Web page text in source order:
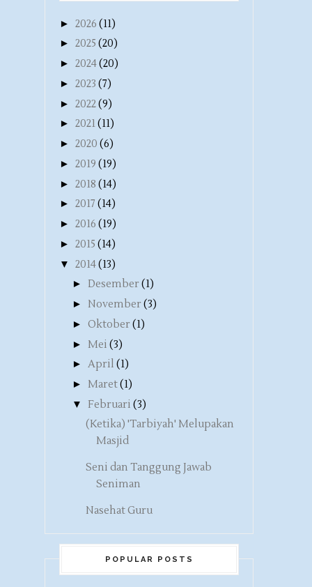
► 2026 (11)
► 2025 (20)
► 2024(20)
► 2023 (7)
► 2022(9)
► 2021(11)
► 2020 (6)
► 2019 (19)
► 2018 (14)
► 2017 (14)
► 2016 (19)
► 2015 (14)
▼ 2014(13)
► Desember(1)
► November(3)
► Oktober(1)
► Mei (3)
► April (1)
► Maret(1)
▼ Februari (3)
(Ketika) 'Tarbiyah' Melupakan
Masjid
Seni dan Tanggung Jawab
Seniman
Nasehat Guru
POPULAR POSTS